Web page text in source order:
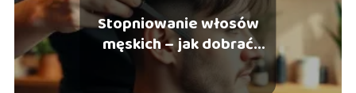
Stopniowanie włosów
męskich – jak dobrać
fryzurę do twarzy?